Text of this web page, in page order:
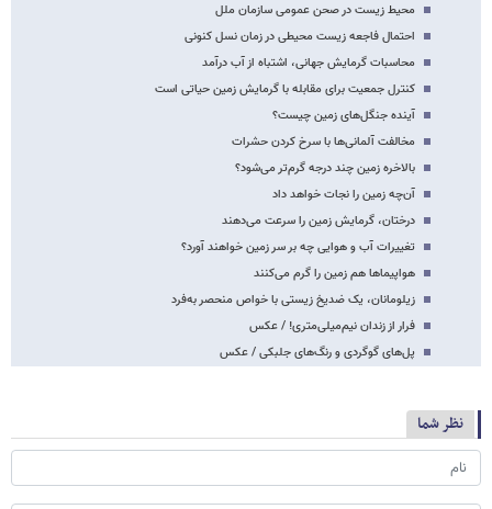
محیط زیست در صحن عمومی سازمان ملل
احتمال فاجعه زیست محیطی در زمان نسل کنونی
محاسبات گرمایش جهانی، اشتباه از آب درآمد
کنترل جمعیت برای مقابله با گرمایش زمین حیاتی است
آینده جنگل‌های زمین چیست؟
مخالفت آلمانی‌ها با سرخ کردن حشرات
بالاخره زمین چند درجه گرم‌تر می‌شود؟
آن‌چه زمین را نجات خواهد داد
درختان، گرمایش زمین را سرعت می‌دهند
تغییرات آب و هوایی چه بر سر زمین خواهند آورد؟
هواپیماها هم زمین را گرم می‌کنند
زیلومانان، یک ضدیخ زیستی با خواص منحصر‌ به‌فرد
فرار از زندان نیم‌میلی‌متری! / عکس
پل‌های گوگردی و رنگ‌های جلبکی / عکس
نظر شما